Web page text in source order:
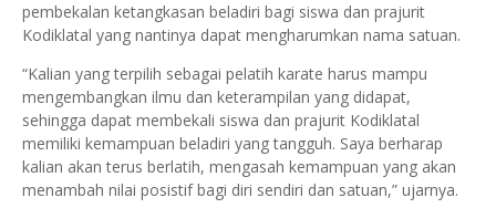
pembekalan ketangkasan beladiri bagi siswa dan prajurit
Kodiklatal yang nantinya dapat mengharumkan nama satuan.
“Kalian yang terpilih sebagai pelatih karate harus mampu
mengembangkan ilmu dan keterampilan yang didapat,
sehingga dapat membekali siswa dan prajurit Kodiklatal
memiliki kemampuan beladiri yang tangguh. Saya berharap
kalian akan terus berlatih, mengasah kemampuan yang akan
menambah nilai posistif bagi diri sendiri dan satuan,” ujarnya.